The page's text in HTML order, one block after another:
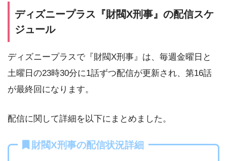
ディズニープラス『財閥X刑事』の配信スケ
ジュール
ディズニープラスで『財閥X刑事』は、毎週金曜日と
土曜日の23時30分に1話ずつ配信が更新され、第16話
が最終回になります。
配信に関して詳細を以下にまとめました。
財閥X刑事の配信状況詳細